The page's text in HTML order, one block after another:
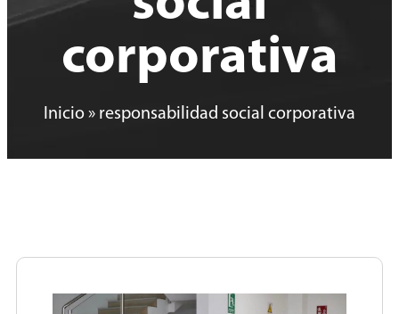
corporativa
Inicio » responsabilidad social corporativa